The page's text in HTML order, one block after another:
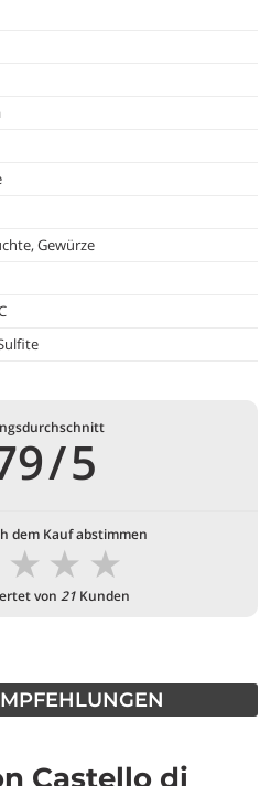
Gewürze
/5
dem Kauf abstimmen
★
★
★
von 21 Kunden
Castello di